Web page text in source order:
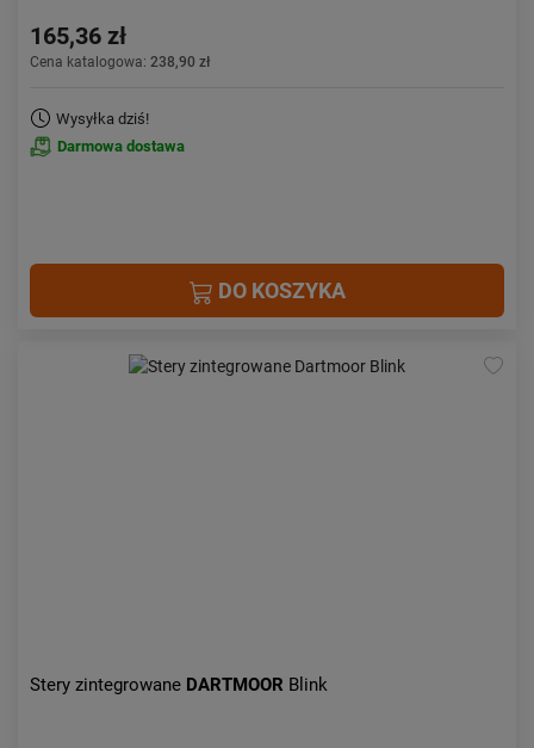
165,36 zł
Cena katalogowa: 238,90 zł
Wysyłka dziś!
Darmowa dostawa
DO KOSZYKA
Stery zintegrowane DARTMOOR Blink